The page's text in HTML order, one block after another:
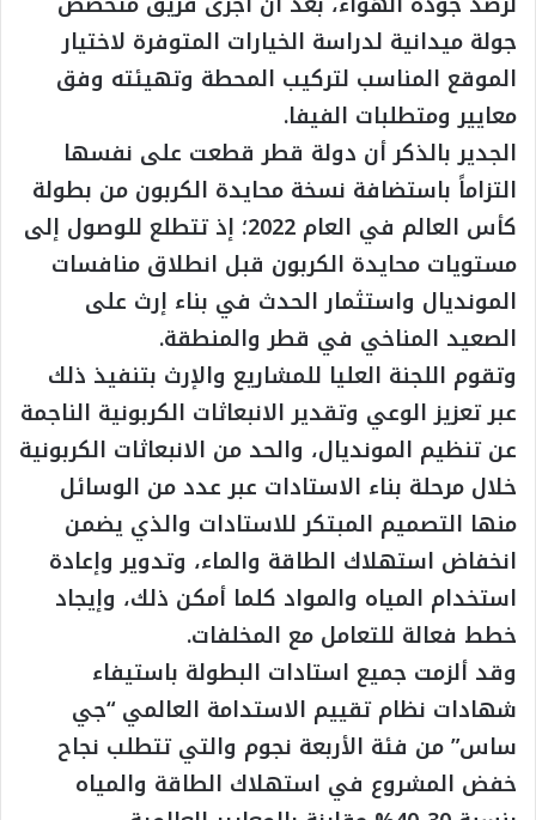
جولة ميدانية لدراسة الخيارات المتوفرة لاختيار
الموقع المناسب لتركيب المحطة وتهيئته وفق
معايير ومتطلبات الفيفا.
الجدير بالذكر أن دولة قطر قطعت على نفسها
التزاماً باستضافة نسخة محايدة الكربون من بطولة
كأس العالم في العام 2022؛ إذ تتطلع للوصول إلى
مستويات محايدة الكربون قبل انطلاق منافسات
المونديال واستثمار الحدث في بناء إرث على
الصعيد المناخي في قطر والمنطقة.
وتقوم اللجنة العليا للمشاريع والإرث بتنفيذ ذلك
عبر تعزيز الوعي وتقدير الانبعاثات الكربونية الناجمة
عن تنظيم المونديال، والحد من الانبعاثات الكربونية
خلال مرحلة بناء الاستادات عبر عدد من الوسائل
منها التصميم المبتكر للاستادات والذي يضمن
انخفاض استهلاك الطاقة والماء، وتدوير وإعادة
استخدام المياه والمواد كلما أمكن ذلك، وإيجاد
خطط فعالة للتعامل مع المخلفات.
وقد ألزمت جميع استادات البطولة باستيفاء
شهادات نظام تقييم الاستدامة العالمي “جي
ساس” من فئة الأربعة نجوم والتي تتطلب نجاح
خفض المشروع في استهلاك الطاقة والمياه